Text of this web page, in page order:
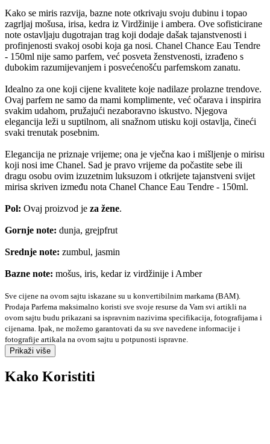
Kako se miris razvija, bazne note otkrivaju svoju dubinu i topao
zagrljaj mošusa, irisa, kedra iz Virdžinije i ambera. Ove sofisticirane
note ostavljaju dugotrajan trag koji dodaje dašak tajanstvenosti i
profinjenosti svakoj osobi koja ga nosi. Chanel Chance Eau Tendre
- 150ml nije samo parfem, već posveta ženstvenosti, izrađeno s
dubokim razumijevanjem i posvećenošću parfemskom zanatu.
Idealno za one koji cijene kvalitete koje nadilaze prolazne trendove.
Ovaj parfem ne samo da mami komplimente, već očarava i inspirira
svakim udahom, pružajući nezaboravno iskustvo. Njegova
elegancija leži u suptilnom, ali snažnom utisku koji ostavlja, čineći
svaki trenutak posebnim.
Elegancija ne priznaje vrijeme; ona je vječna kao i mišljenje o mirisu
koji nosi ime Chanel. Sad je pravo vrijeme da počastite sebe ili
dragu osobu ovim izuzetnim luksuzom i otkrijete tajanstveni svijet
mirisa skriven između nota Chanel Chance Eau Tendre - 150ml.
Pol: Ovaj proizvod je za žene.
Gornje note: dunja, grejpfrut
Srednje note: zumbul, jasmin
Bazne note: mošus, iris, kedar iz virdžinije i Amber
Sve cijene na ovom sajtu iskazane su u konvertibilnim markama (BAM).
Prodaja Parfema maksimalno koristi sve svoje resurse da Vam svi artikli na
ovom sajtu budu prikazani sa ispravnim nazivima specifikacija, fotografijama i
cijenama. Ipak, ne možemo garantovati da su sve navedene informacije i
fotografije artikala na ovom sajtu u potpunosti ispravne.
Prikaži više
Kako Koristiti